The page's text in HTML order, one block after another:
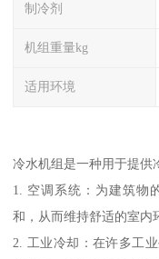
制冷剂
机组重量kg
适用环境
冷水机组是一种用于提供
1. 空调系统：为建筑物
和，从而维持舒适的室内
2. 工业冷却：在许多工